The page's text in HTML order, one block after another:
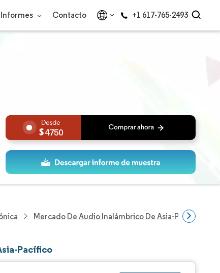
Informes Contacto +1 617-765-2493
4750
Mercado De Audio Inalámbrico De Asia-Pacífico
Pacífico